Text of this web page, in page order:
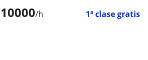
10000/h 1ª clase gratis